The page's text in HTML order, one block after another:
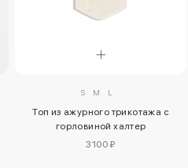
S M L
Топ из ажурного трикотажа с
горловиной халтер
3100 ₽